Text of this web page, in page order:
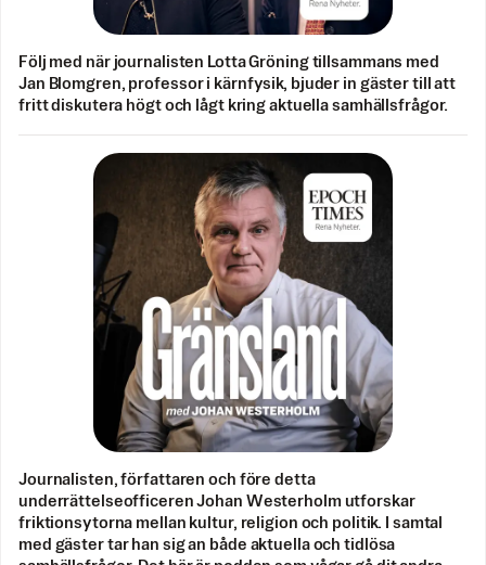
Följ med när journalisten Lotta Gröning tillsammans med
Jan Blomgren, professor i kärnfysik, bjuder in gäster till att
fritt diskutera högt och lågt kring aktuella samhällsfrågor.
Journalisten, författaren och före detta
underrättelseofficeren Johan Westerholm utforskar
friktionsytorna mellan kultur, religion och politik. I samtal
med gäster tar han sig an både aktuella och tidlösa